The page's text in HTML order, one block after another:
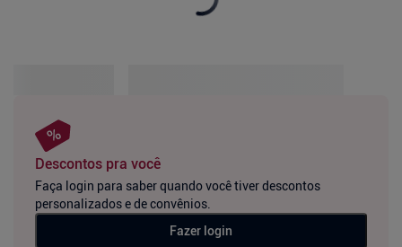
Descontos pra você
Faça login para saber quando você tiver descontos
personalizados e de convênios.
Fazer login